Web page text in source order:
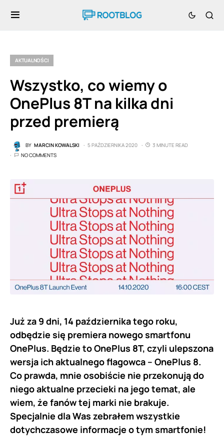
AKTUALNOŚCI
Wszystko, co wiemy o
OnePlus 8T na kilka dni
przed premierą
BY MARCIN KOWALSKI 5 PAŹDZIERNIKA 2020
3 MINUTE READ
NO COMMENTS
Już za 9 dni, 14 października tego roku,
odbędzie się premiera nowego smartfonu
OnePlus. Będzie to OnePlus 8T, czyli ulepszona
wersja ich aktualnego flagowca – OnePlus 8.
Co prawda, mnie osobiście nie przekonują do
niego aktualne przecieki na jego temat, ale
wiem, że fanów tej marki nie brakuje.
Specjalnie dla Was zebrałem wszystkie
dotychczasowe informacje o tym smartfonie!